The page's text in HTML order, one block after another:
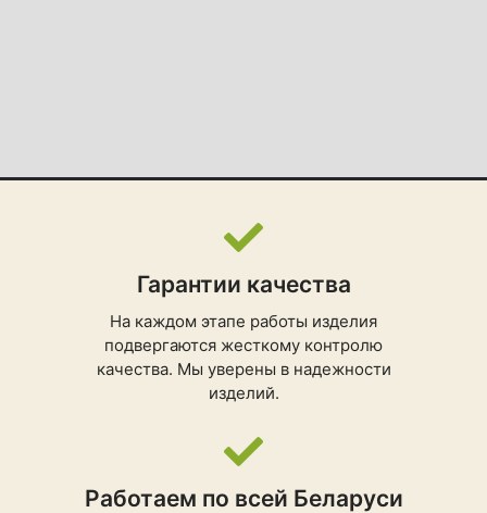
Гарантии качества
На каждом этапе работы изделия
подвергаются жесткому контролю
качества. Мы уверены в надежности
изделий.
Работаем по всей Беларуси